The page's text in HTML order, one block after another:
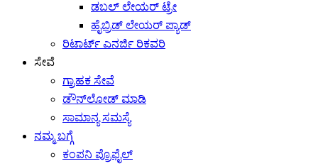
ಡಬಲ್ ಲೇಯರ್ ಟ್ರೇ
ಹೈಬ್ರಿಡ್ ಲೇಯರ್ ಪ್ಯಾಡ್
ರಿಟಾರ್ಟ್ ಎನರ್ಜಿ ರಿಕವರಿ
ಸೇವೆ
ಗ್ರಾಹಕ ಸೇವೆ
ಡೌನ್‌ಲೋಡ್ ಮಾಡಿ
ಸಾಮಾನ್ಯ ಸಮಸ್ಯೆ
ನಮ್ಮ ಬಗ್ಗೆ
ಕಂಪನಿ ಪ್ರೊಫೈಲ್